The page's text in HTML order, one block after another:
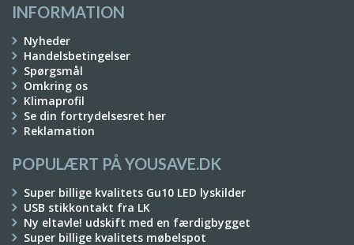
INFORMATION
Nyheder
Handelsbetingelser
Spørgsmål
Omkring os
Klimaprofil
Se din fortrydelsesret her
Reklamation
POPULÆRT PÅ YOUSAVE.DK
Super billige kvalitets Gu10 LED lyskilder
USB stikkontakt fra LK
Ny eltavle! udskift med en færdigbygget
Super billige kvalitets møbelspot